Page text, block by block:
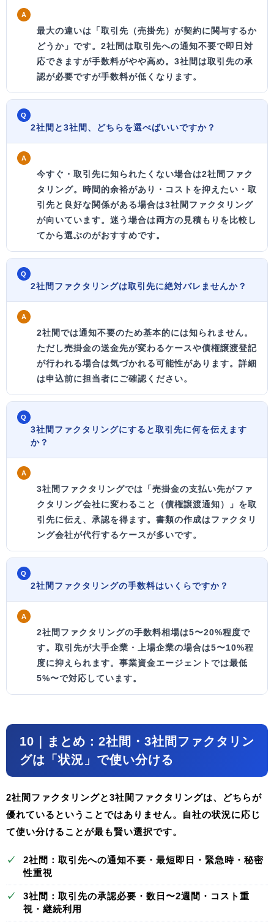
A
最大の違いは 「取引先（売掛先）が契約に関与するか
どうか」 です。2社間は取引先への通知不要で即日対
応できますが手数料がやや高め。3社間は取引先の承
認が必要ですが手数料が低くなります。
Q
2社間と3社間、どちらを選べばいいですか？
A
今すぐ・取引先に知られたくない場合は2社間ファク
タリング。 時間的余裕があり・コストを抑えたい・取
引先と良好な関係がある場合は3社間ファクタリング
が向いています。迷う場合は両方の見積もりを比較し
てから選ぶのがおすすめです。
Q
2社間ファクタリングは取引先に絶対バレませんか？
A
2社間では通知不要のため基本的には知られません。
ただし売掛金の送金先が変わるケースや債権譲渡登記
が行われる場合は気づかれる可能性があります。詳細
は申込前に担当者にご確認ください。
Q
3社間ファクタリングにすると取引先に何を伝えます
か？
A
3社間ファクタリングでは 「売掛金の支払い先がファ
クタリング会社に変わること（債権譲渡通知）」 を取
引先に伝え、承認を得ます。書類の作成はファクタリ
ング会社が代行するケースが多いです。
Q
2社間ファクタリングの手数料はいくらですか？
A
2社間ファクタリングの手数料相場は5〜20%程度で
す。取引先が大手企業・上場企業の場合は5〜10%程
度に抑えられます。事業資金エージェントでは最低
5%〜で対応しています。
10｜まとめ：2社間・3社間ファクタリン
グは「状況」で使い分ける
2社間ファクタリングと3社間ファクタリングは、どちらが
優れているということではありません。
自社の状況に応じ
て使い分けることが最も賢い選択です。
✓ 2社間 ：取引先への通知不要・最短即日・緊急時・秘密
性重視
✓ 3社間 ：取引先の承認必要・数日〜2週間・コスト重
視・継続利用